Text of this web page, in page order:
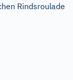
Rindsroulade